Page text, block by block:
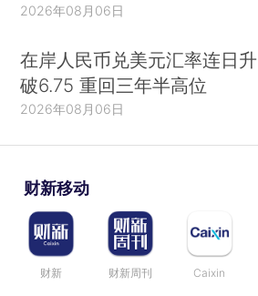
2026年08月06日
在岸人民币兑美元汇率连日升
破6.75 重回三年半高位
2026年08月06日
财新移动
财新 财新周刊 Caixin